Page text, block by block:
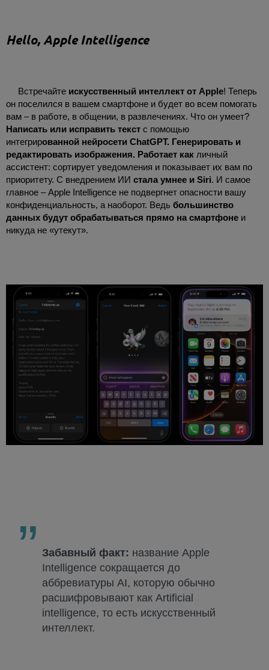
Hello, Apple Intelligence
Встречайте искусственный интеллект от Apple! Теперь
он поселился в вашем смартфоне и будет во всем помогать
вам – в работе, в общении, в развлечениях. Что он умеет?
Написать или исправить текст с помощью
интегрированной нейросети ChatGPT. Генерировать и
редактировать изображения. Работает как личный
ассистент: сортирует уведомления и показывает их вам по
приоритету. С внедрением ИИ стала умнее и Siri. И самое
главное – Apple Intelligence не подвергнет опасности вашу
конфиденциальность, а наоборот. Ведь большинство
данных будут обрабатываться прямо на смартфоне и
никуда не «утекут».
Забавный факт: название Apple
Intelligence сокращается до
аббревиатуры AI, которую обычно
расшифровывают как Artificial
intelligence, то есть искусственный
интеллект.